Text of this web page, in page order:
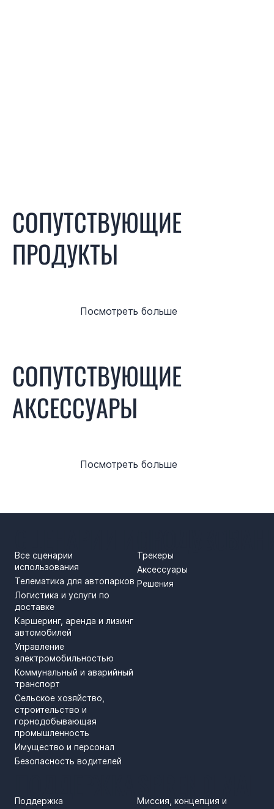
СОПУТСТВУЮЩИЕ
ПРОДУКТЫ
Посмотреть больше
СОПУТСТВУЮЩИЕ
АКСЕССУАРЫ
Посмотреть больше
Все сценарии
использования
Телематика для автопарков
Логистика и услуги по
доставке
Каршеринг, аренда и лизинг
автомобилей
Управление
электромобильностью
Коммунальный и аварийный
транспорт
Сельское хозяйство,
строительство и
горнодобывающая
промышленность
Имущество и персонал
Безопасность водителей
Трекеры
Аксессуары
Решения
Миссия, концепция и
Поддержка